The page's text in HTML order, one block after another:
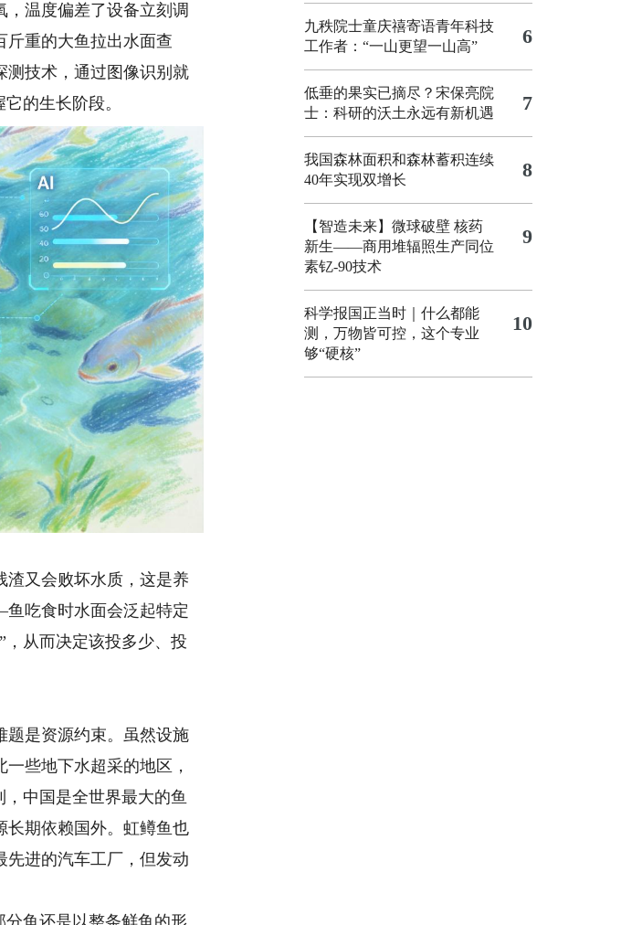
温度偏差了设备立刻调
斤重的大鱼拉出水面查
测技术，通过图像识别就
的生长阶段。
又会败坏水质，这是养
吃食时水面会泛起特定
从而决定该投多少、投
是资源约束。虽然设施
些地下水超采的地区，
中国是全世界最大的鱼
长期依赖国外。虹鳟鱼也
先进的汽车工厂，但发动
鱼还是以整条鲜鱼的形
九秩院士童庆禧寄语青年科技
工作者：“一山更望一山高”
6
低垂的果实已摘尽？宋保亮院
士：科研的沃土永远有新机遇
7
我国森林面积和森林蓄积连续
40年实现双增长
8
【智造未来】微球破壁 核药
新生——商用堆辐照生产同位
素钇-90技术
9
科学报国正当时｜什么都能
测，万物皆可控，这个专业
够“硬核”
10